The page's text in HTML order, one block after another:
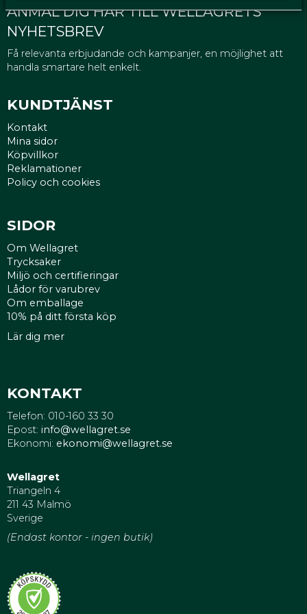
ANMÄL DIG HÄR TILL WELLAGRETS
NYHETSBREV
Få relevanta erbjudande och kampanjer, en möjlighet att
handla smartare helt enkelt.
KUNDTJÄNST
Kontakt
Mina sidor
Köpvillkor
Reklamationer
Policy och cookies
SIDOR
Om Wellagret
Trycksaker
Miljö och certifieringar
Lådor för varubrev
Om emballage
10% på ditt första köp
Lär dig mer
KONTAKT
Telefon: 010-160 33 30
Epost: info@wellagret.se
Ekonomi: ekonomi@wellagret.se
Wellagret
Triangeln 4
211 43 Malmö
Sverige
(Endast kontor - ingen butik)